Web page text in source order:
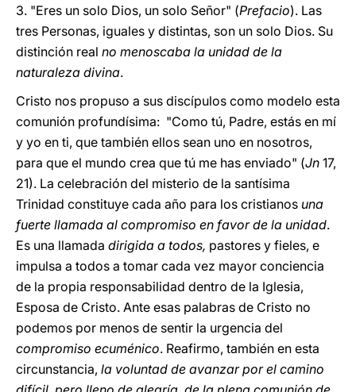
3. "Eres un solo Dios, un solo Señor" (Prefacio). Las
tres Personas, iguales y distintas, son un solo Dios. Su
distinción real no menoscaba la unidad de la
naturaleza divina.
Cristo nos propuso a sus discípulos como modelo esta
comunión profundísima: "Como tú, Padre, estás en mí
y yo en ti, que también ellos sean uno en nosotros,
para que el mundo crea que tú me has enviado" (Jn 17,
21). La celebración del misterio de la santísima
Trinidad constituye cada año para los cristianos una
fuerte llamada al compromiso en favor de la unidad.
Es una llamada dirigida a todos, pastores y fieles, e
impulsa a todos a tomar cada vez mayor conciencia
de la propia responsabilidad dentro de la Iglesia,
Esposa de Cristo. Ante esas palabras de Cristo no
podemos por menos de sentir la urgencia del
compromiso ecuménico. Reafirmo, también en esta
circunstancia, la voluntad de avanzar por el camino